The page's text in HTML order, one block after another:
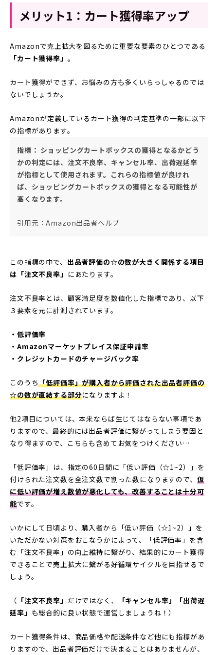
メリット1：カート獲得率アップ
Amazonで売上拡大を図るために重要な要素のひとつである
「カート獲得率」。
カート獲得ができず、お悩みの方も多くいらっしゃるのでは
ないでしょうか。
Amazonが定義しているカート獲得の判定基準の一部に以下
の指標があります。
指標： ショッピングカートボックスの獲得となるかどう
かの判定には、注文不良率、キャンセル率、出荷遅延率
が指標として使用されます。これらの指標値が良けれ
ば、ショッピングカートボックスの獲得となる可能性が
高くなります。
引用元：Amazon出品者ヘルプ
この指標の中で、 出品者評価の☆の数が大きく関係する項目
は「注文不良率」 にあたります。
注文不良率とは、顧客満足度を数値化した指標であり、以下
３要素を元に計測されています。
・低評価率
・Amazonマーケットプレイス保証申請率
・クレジットカードのチャージバック率
このうち「低評価率」が購入者から評価された出品者評価の
☆の数が直結する部分になりますよ！
他2項目については、本来ならば生じてはならない事項であ
りますので、最終的には出品者評価に繋がってしまう要因と
なり得ますので、こちらも含めてお気をつけください…
「低評価率」は、指定の60日間に「低い評価（☆1~2）」を
付けられた注文数を全注文数で割った数になりますので、 仮
に低い評価が増え数値が悪化しても、改善することは十分可
能です。
いかにして日頃より、購入者から「低い評価（☆1~2）」を
いただかない対策をおこなうかによって、「低評価率」を含
む「注文不良率」の向上維持に繋がり、結果的にカート獲得
できることで売上拡大に繋がる好循環サイクルを目指せるで
しょう。
（ 「注文不良率」 だけではなく、
「キャンセル率」「出荷遅
延率」 も総合的に良い状態で運営しましょうね！）
カート獲得条件は、商品価格や配送条件など他にも指標があ
りますので、出品者評価だけで決まることはありませんが、